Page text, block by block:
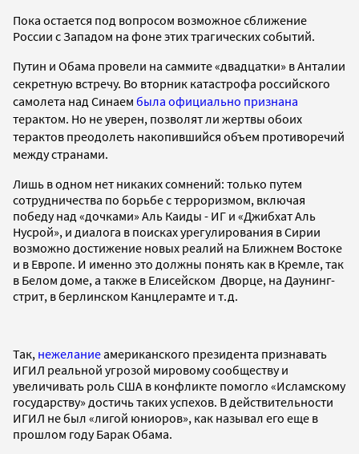
Пока остается под вопросом возможное сближение
России с Западом на фоне этих трагических событий.
Путин и Обама провели на саммите «двадцатки» в Анталии
секретную встречу. Во вторник катастрофа российского
самолета над Синаем была официально признана
терактом. Но не уверен, позволят ли жертвы обоих
терактов преодолеть накопившийся объем противоречий
между странами.
Лишь в одном нет никаких сомнений: только путем
сотрудничества по борьбе с терроризмом, включая
победу над «дочками» Аль Каиды - ИГ и «Джибхат Аль
Нусрой», и диалога в поисках урегулирования в Сирии
возможно достижение новых реалий на Ближнем Востоке
и в Европе. И именно это должны понять как в Кремле, так
в Белом доме, а также в Елисейском Дворце, на Даунинг-
стрит, в берлинском Канцлерамте и т.д.
Так, нежеланиеамериканского президента признавать
ИГИЛ реальной угрозой мировому сообществу и
увеличивать роль США в конфликте помогло «Исламскому
государству» достичь таких успехов. В действительности
ИГИЛ не был «лигой юниоров», как называл его еще в
прошлом году Барак Обама.